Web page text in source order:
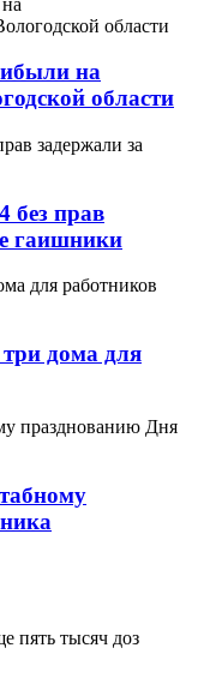
на
области
без прав
гаишники
дома для